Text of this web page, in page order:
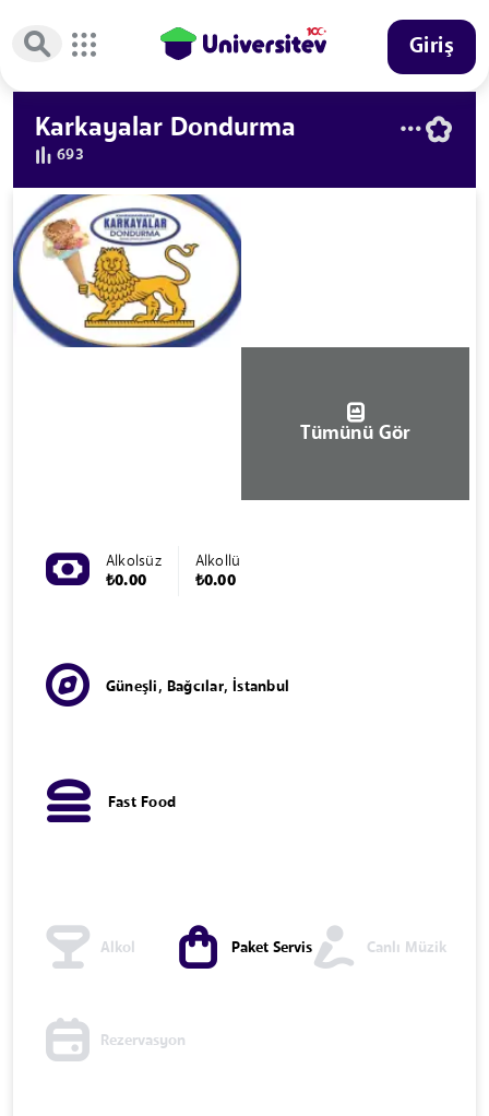
Giriş
Karkayalar Dondurma
693
Tümünü Gör
Alkolsüz
₺0.00
Alkollü
₺0.00
Güneşli, Bağcılar, İstanbul
Fast Food
Alkol Paket Servis Canlı Müzik
Rezervasyon